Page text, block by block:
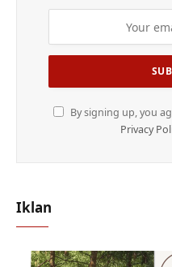
By signing up, you
Privacy
Iklan